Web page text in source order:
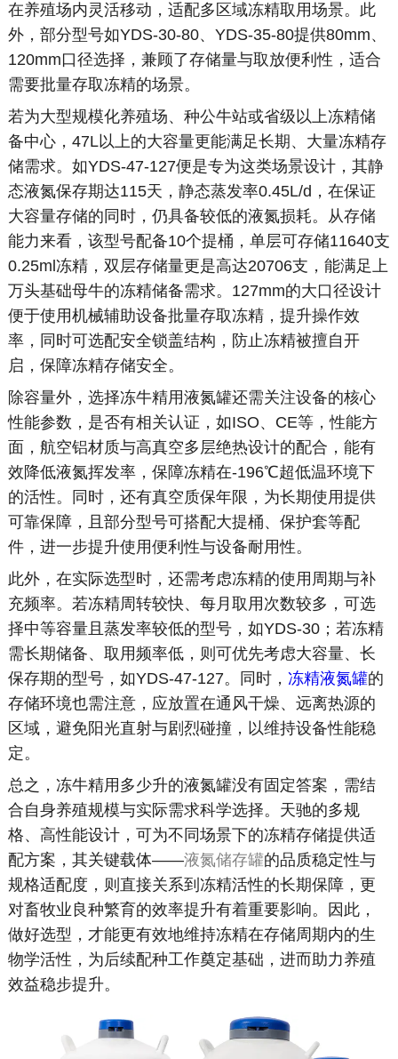
在养殖场内灵活移动，适配多区域冻精取用场景。此
外，部分型号如YDS-30-80、YDS-35-80提供80mm、
120mm口径选择，兼顾了存储量与取放便利性，适合
需要批量存取冻精的场景。
若为大型规模化养殖场、种公牛站或省级以上冻精储
备中心，47L以上的大容量更能满足长期、大量冻精存
储需求。如YDS-47-127便是专为这类场景设计，其静
态液氮保存期达115天，静态蒸发率0.45L/d，在保证
大容量存储的同时，仍具备较低的液氮损耗。从存储
能力来看，该型号配备10个提桶，单层可存储11640支
0.25ml冻精，双层存储量更是高达20706支，能满足上
万头基础母牛的冻精储备需求。127mm的大口径设计
便于使用机械辅助设备批量存取冻精，提升操作效
率，同时可选配安全锁盖结构，防止冻精被擅自开
启，保障冻精存储安全。
除容量外，选择冻牛精用液氮罐还需关注设备的核心
性能参数，是否有相关认证，如ISO、CE等，性能方
面，航空铝材质与高真空多层绝热设计的配合，能有
效降低液氮挥发率，保障冻精在-196℃超低温环境下
的活性。同时，还有真空质保年限，为长期使用提供
可靠保障，且部分型号可搭配大提桶、保护套等配
件，进一步提升使用便利性与设备耐用性。
此外，在实际选型时，还需考虑冻精的使用周期与补
充频率。若冻精周转较快、每月取用次数较多，可选
择中等容量且蒸发率较低的型号，如YDS-30；若冻精
需长期储备、取用频率低，则可优先考虑大容量、长
保存期的型号，如YDS-47-127。同时， 冻精液氮罐的
存储环境也需注意，应放置在通风干燥、远离热源的
区域，避免阳光直射与剧烈碰撞，以维持设备性能稳
定。
总之，冻牛精用多少升的液氮罐没有固定答案，需结
合自身养殖规模与实际需求科学选择。天驰的多规
格、高性能设计，可为不同场景下的冻精存储提供适
配方案，其关键载体——液氮储存罐的品质稳定性与
规格适配度，则直接关系到冻精活性的长期保障，更
对畜牧业良种繁育的效率提升有着重要影响。因此，
做好选型，才能更有效地维持冻精在存储周期内的生
物学活性，为后续配种工作奠定基础，进而助力养殖
效益稳步提升。